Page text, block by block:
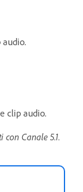
clip audio.
Canale 5.1.